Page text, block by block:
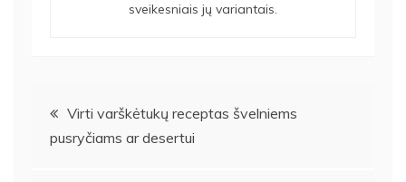
sveikesniais jų variantais.
Navigacija
tarp
Virti varškėtukų receptas švelniems
pusryčiams ar desertui